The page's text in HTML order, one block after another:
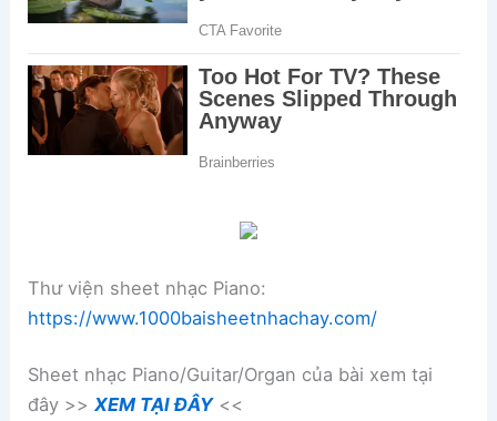
Thư viện sheet nhạc Piano:
https://www.1000baisheetnhachay.com/
Sheet nhạc Piano/Guitar/Organ của bài xem tại
đây >>XEM TẠI ĐÂY<<